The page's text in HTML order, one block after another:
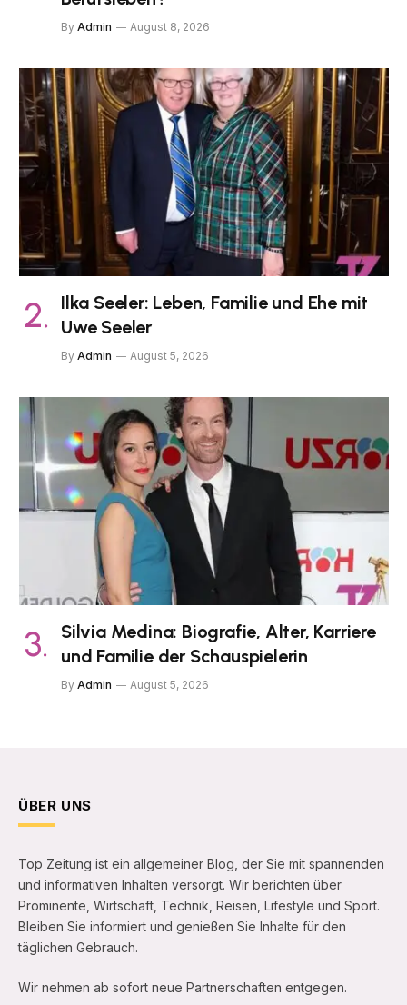
By Admin August 8, 2026
Ilka Seeler: Leben, Familie und Ehe mit
Uwe Seeler
By Admin August 5, 2026
Silvia Medina: Biografie, Alter, Karriere
und Familie der Schauspielerin
By Admin August 5, 2026
ÜBER UNS
Top Zeitung ist ein allgemeiner Blog, der Sie mit spannenden
und informativen Inhalten versorgt. Wir berichten über
Prominente, Wirtschaft, Technik, Reisen, Lifestyle und Sport.
Bleiben Sie informiert und genießen Sie Inhalte für den
täglichen Gebrauch.
Wir nehmen ab sofort neue Partnerschaften entgegen.